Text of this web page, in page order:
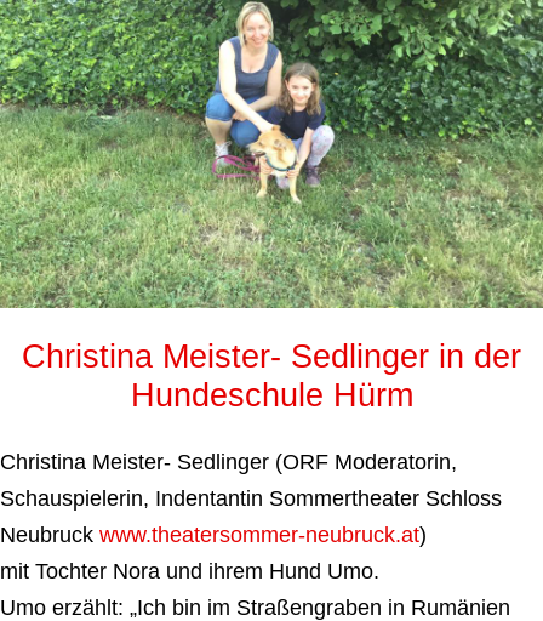
Christina Meister- Sedlinger in der
Hundeschule Hürm
Christina Meister- Sedlinger (ORF Moderatorin,
Schauspielerin, Indentantin Sommertheater Schloss
Neubruck www.theatersommer-neubruck.at)
mit Tochter Nora und ihrem Hund Umo.
Umo erzählt: „Ich bin im Straßengraben in Rumänien